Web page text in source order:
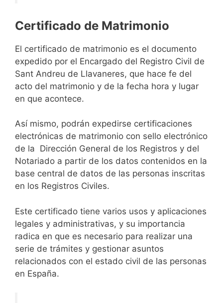
Certificado de Matrimonio
El certificado de matrimonio es el documento
expedido por el Encargado del Registro Civil de
Sant Andreu de Llavaneres, que hace fe del
acto del matrimonio y de la fecha hora y lugar
en que acontece.
Así mismo, podrán expedirse certificaciones
electrónicas de matrimonio con sello electrónico
de la Dirección General de los Registros y del
Notariado a partir de los datos contenidos en la
base central de datos de las personas inscritas
en los Registros Civiles.
Este certificado tiene varios usos y aplicaciones
legales y administrativas, y su importancia
radica en que es necesario para realizar una
serie de trámites y gestionar asuntos
relacionados con el estado civil de las personas
en España.